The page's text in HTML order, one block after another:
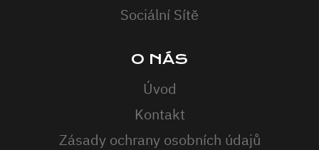
Sociální Sítě
O NÁS
Úvod
Kontakt
Zásady ochrany osobních údajů